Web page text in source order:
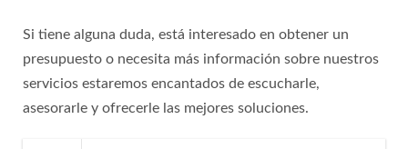
Si tiene alguna duda, está interesado en obtener un
presupuesto o necesita más información sobre nuestros
servicios estaremos encantados de escucharle,
asesorarle y ofrecerle las mejores soluciones.